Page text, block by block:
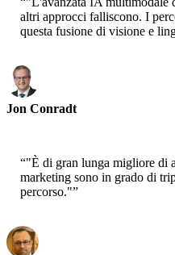
altri approcci falliscono. I
questa fusione di visione e
Jon Conradt
“"È di gran lunga migliore di
marketing sono in grado di
percorso."”